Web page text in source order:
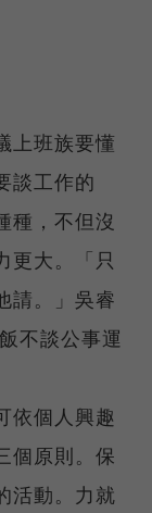
上班族要懂
談工作的
種，不但沒
更大。「只
請。」吳睿
不談公事運
依個人興趣
個原則。保
活動。力就